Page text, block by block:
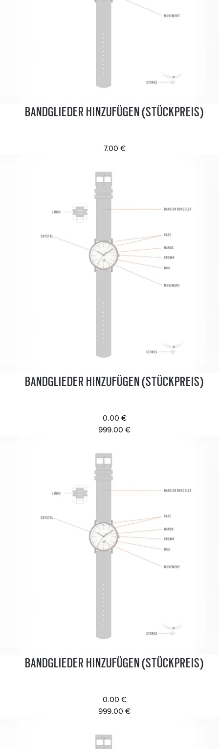
BANDGLIEDER HINZUFÜGEN (STÜCKPREIS)
7.00 €
BANDGLIEDER HINZUFÜGEN (STÜCKPREIS)
0.00 €
999.00 €
BANDGLIEDER HINZUFÜGEN (STÜCKPREIS)
0.00 €
999.00 €